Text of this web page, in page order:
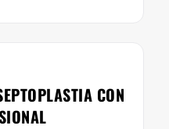
CON